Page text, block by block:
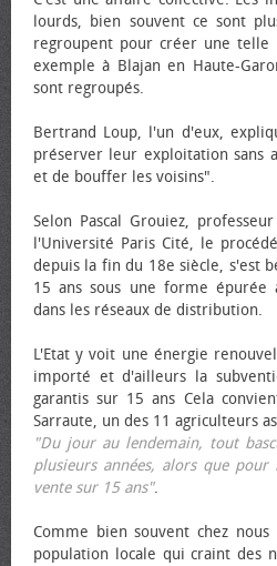
lourds, bien souvent ce sont
regroupent pour créer une telle
exemple à Blajan en Haute-
sont regroupés.
Bertrand Loup, l'un d'eux,
préserver leur exploitation sans
et de bouffer les voisins".
Selon Pascal Grouiez,
l'Université Paris Cité, le
depuis la fin du 18e siècle, s'est
15 ans sous une forme
dans les réseaux de distribution.
L'Etat y voit une énergie
importé et d'ailleurs la
garantis sur 15 ans Cela
Sarraute, un des 11 agriculteurs
"Du jour au lendemain, tout
plusieurs années, alors que
vente sur 15 ans".
Comme bien souvent chez
population locale qui craint des